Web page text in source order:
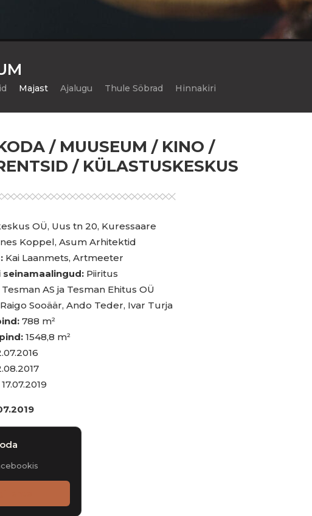
Majast Ajalugu Thule Söbrad Hinnakiri
/ MUUSEUM / KINO /
/ KÜLASTUSKESKUS
OÜ, Uus tn 20, Kuressaare
Koppel, Asum Arhitektid
Kai Laanmets, Artmeeter
seinamaalingud: Piiritus
Tesman AS ja Tesman Ehitus OÜ
Raigo Sooäär, Ando Teder, Ivar Turja
788 m²
1548,8 m²
17.07.2019